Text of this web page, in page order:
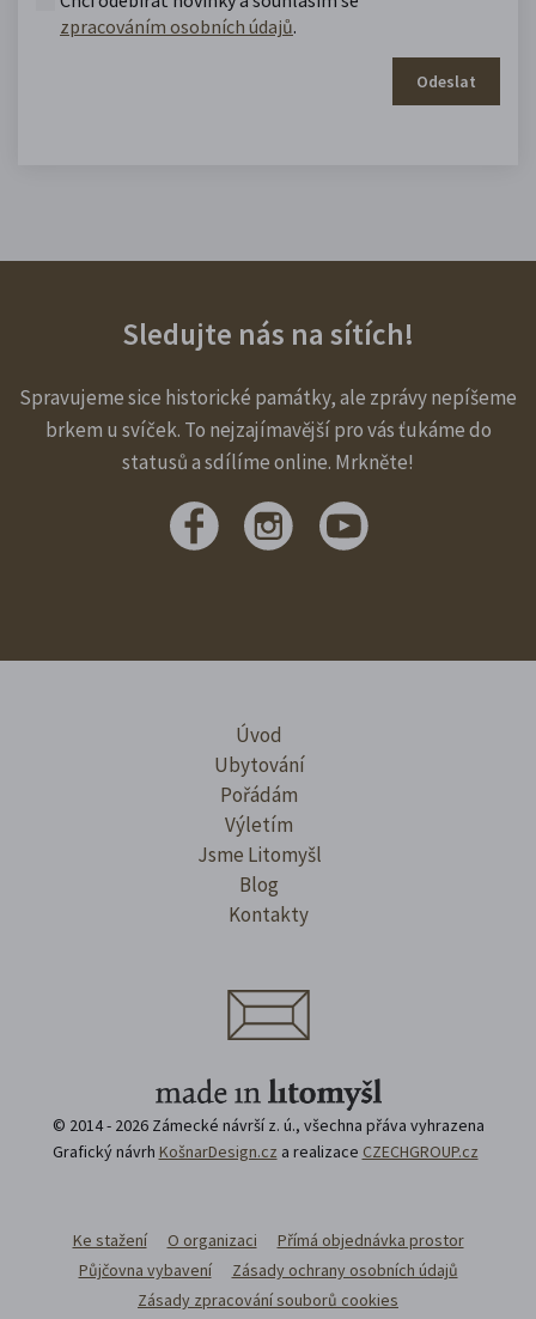
zpracováním osobních údajů.
Odeslat
Sledujte nás na sítích!
Spravujeme sice historické památky, ale zprávy nepíšeme
brkem u svíček. To nejzajímavější pro vás ťukáme do
statusů a sdílíme online. Mrkněte!
Úvod
Ubytování
Pořádám
Výletím
Jsme Litomyšl
Blog
Kontakty
© 2014 - 2026 Zámecké návrší z. ú., všechna přáva vyhrazena
Grafický návrh KošnarDesign.cz a realizace CZECHGROUP.cz
Ke stažení O organizaci
Přímá objednávka prostor
Půjčovna vybavení
Zásady ochrany osobních údajů
Zásady zpracování souborů cookies